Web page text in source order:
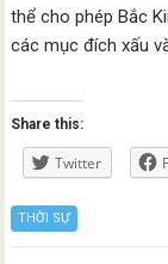
thể cho phép Bắc
các mục đích xấu
Share this:
Twitter
THỜI SỰ